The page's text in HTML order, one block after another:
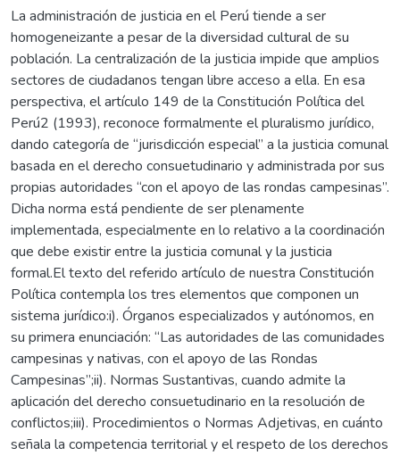
La administración de justicia en el Perú tiende a ser
homogeneizante a pesar de la diversidad cultural de su
población. La centralización de la justicia impide que amplios
sectores de ciudadanos tengan libre acceso a ella. En esa
perspectiva, el artículo 149 de la Constitución Política del
Perú2 (1993), reconoce formalmente el pluralismo jurídico,
dando categoría de “jurisdicción especial” a la justicia comunal
basada en el derecho consuetudinario y administrada por sus
propias autoridades “con el apoyo de las rondas campesinas”.
Dicha norma está pendiente de ser plenamente
implementada, especialmente en lo relativo a la coordinación
que debe existir entre la justicia comunal y la justicia
formal.El texto del referido artículo de nuestra Constitución
Política contempla los tres elementos que componen un
sistema jurídico:i). Órganos especializados y autónomos, en
su primera enunciación: “Las autoridades de las comunidades
campesinas y nativas, con el apoyo de las Rondas
Campesinas”;ii). Normas Sustantivas, cuando admite la
aplicación del derecho consuetudinario en la resolución de
conflictos;iii). Procedimientos o Normas Adjetivas, en cuánto
señala la competencia territorial y el respeto de los derechos